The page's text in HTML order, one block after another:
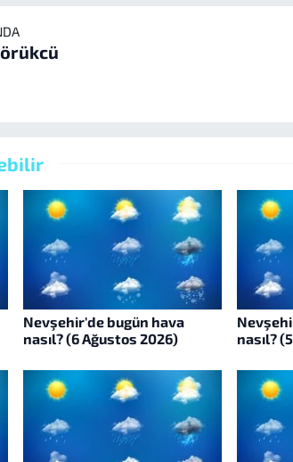
Nevşehir'de bugün hava
nasıl? (6 Ağustos 2026)
nasıl?